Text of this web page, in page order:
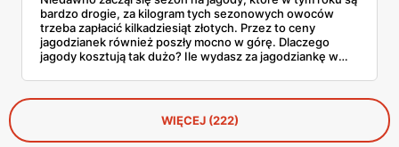
bardzo drogie, za kilogram tych sezonowych owoców
trzeba zapłacić kilkadziesiąt złotych. Przez to ceny
jagodzianek również poszły mocno w górę. Dlaczego
jagody kosztują tak dużo? Ile wydasz za jagodziankę w
wszystkich szczegółów.
WIĘCEJ (222)